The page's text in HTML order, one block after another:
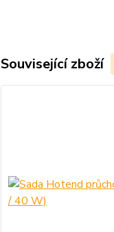
Související zboží